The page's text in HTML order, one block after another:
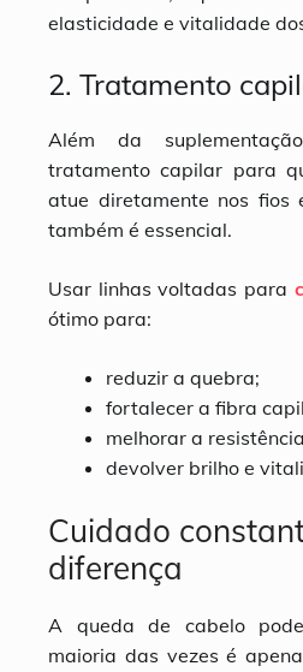
elasticidade e vitalidade
2. Tratamento
Além da
tratamento capilar para
atue diretamente nos fios
também é essencial.
Usar linhas voltadas para
ótimo para:
reduzir a quebra;
fortalecer a fibra
melhorar a
devolver brilho e
Cuidado
diferença
A queda de cabelo
maioria das vezes é